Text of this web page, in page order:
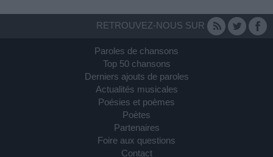
RETROUVEZ-NOUS SUR
Paroles de chansons
Top 50 chansons
Derniers ajouts de paroles
Actualités musicales
Poésies et poèmes
Poètes
Partenaires
Foire aux questions
Contact